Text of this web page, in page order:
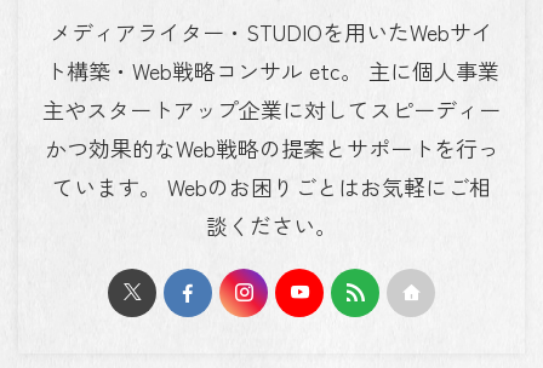
メディアライター・STUDIOを用いたWebサイ
ト構築・Web戦略コンサル etc。 主に個人事業
主やスタートアップ企業に対してスピーディー
かつ効果的なWeb戦略の提案とサポートを行っ
ています。 Webのお困りごとはお気軽にご相
談ください。